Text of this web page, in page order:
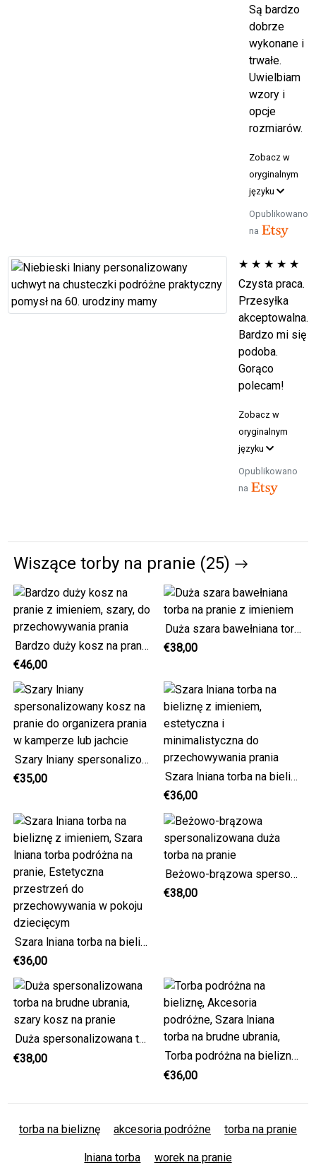
Są bardzo
dobrze
wykonane i
trwałe.
Uwielbiam
wzory i
opcje
rozmiarów.
Zobacz w
oryginalnym
języku
Opublikowano
na
★ ★ ★ ★ ★
Czysta praca.
Przesyłka
akceptowalna.
Bardzo mi się
podoba.
Gorąco
polecam!
Zobacz w
oryginalnym
języku
Opublikowano
na
Wiszące torby na pranie (25)
Bardzo duży kosz na pranie z imieniem, szary, do przechowywania prania
€46,00
Duża szara bawełniana torba na pranie z imieniem
€38,00
Szary lniany spersonalizowany kosz na pranie do organizera prania w kamperze lub jachcie
€35,00
Szara lniana torba na bieliznę z imieniem, estetyczna i minimalistyczna do przechowywania prania
€36,00
Szara lniana torba na bieliznę z imieniem, Szara lniana torba podróżna na pranie, Estetyczna przestrzeń do przechowywania w pokoju dziecięcym
€36,00
Beżowo-brązowa spersonalizowana duża torba na pranie
€38,00
Duża spersonalizowana torba na brudne ubrania, szary kosz na pranie
€38,00
Torba podróżna na bieliznę, Akcesoria podróżne, Szara lniana torba na brudne ubrania,
€36,00
torba na bieliznę akcesoria podróżne torba na pranie
lniana torba worek na pranie